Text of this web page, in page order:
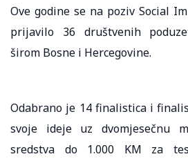
Ove godine se na poziv Social
prijavilo 36 društvenih
širom Bosne i Hercegovine.
Odabrano je 14 finalistica i
svoje ideje uz dvomjesečnu
sredstva do 1.000 KM za